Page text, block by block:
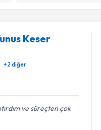
Keser
+2 diğer
ve süreçten çok